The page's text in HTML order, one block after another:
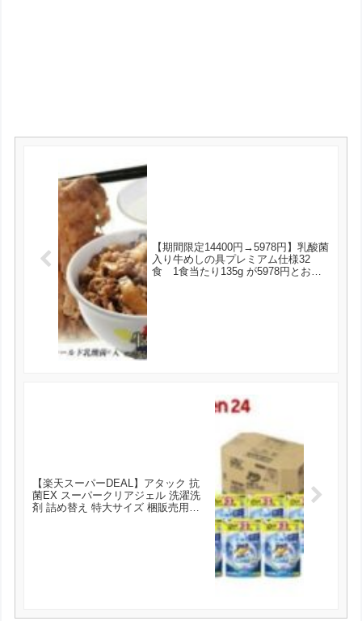
【期間限定14400円→5978円】乳酸菌
入り牛めしの具プレミアム仕様32
食 1食当たり135g が5978円とお買
【楽天スーパーDEAL】アタック 抗
菌EX スーパークリアジェル 洗濯洗
剤 詰め替え 特大サイズ 梱販売用